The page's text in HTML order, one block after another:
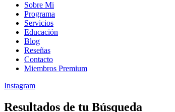
Sobre Mi
Programa
Servicios
Educación
Blog
Reseñas
Contacto
Miembros Premium
Instagram
Resultados de tu Búsqueda